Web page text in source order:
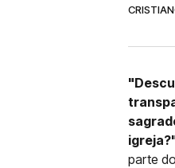
parte